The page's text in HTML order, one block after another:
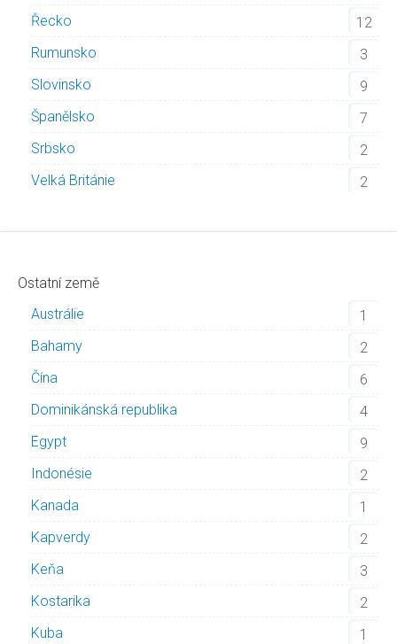
Řecko
12
Rumunsko
3
Slovinsko
9
Španělsko
7
Srbsko
2
Velká Británie
2
Ostatní země
Austrálie
1
Bahamy
2
Čína
6
Dominikánská republika
4
Egypt
9
Indonésie
2
Kanada
1
Kapverdy
2
Keňa
3
Kostarika
2
Kuba
1